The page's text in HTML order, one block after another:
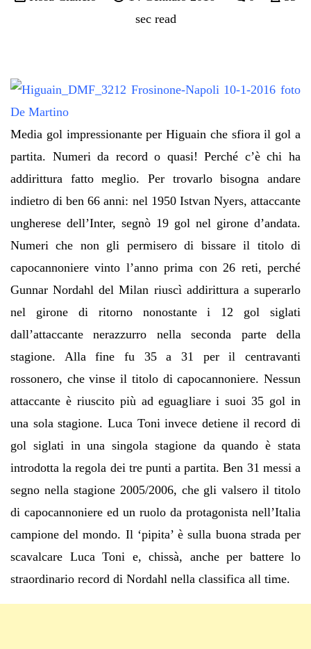
sec read
Media gol impressionante per Higuain che sfiora il gol a
partita. Numeri da record o quasi! Perché c’è chi ha
addirittura fatto meglio. Per trovarlo bisogna andare
indietro di ben 66 anni: nel 1950 Istvan Nyers, attaccante
ungherese dell’Inter, segnò 19 gol nel girone d’andata.
Numeri che non gli permisero di bissare il titolo di
capocannoniere vinto l’anno prima con 26 reti, perché
Gunnar Nordahl del Milan riuscì addirittura a superarlo
nel girone di ritorno nonostante i 12 gol siglati
dall’attaccante nerazzurro nella seconda parte della
stagione. Alla fine fu 35 a 31 per il centravanti
rossonero, che vinse il titolo di capocannoniere. Nessun
attaccante è riuscito più ad eguagliare i suoi 35 gol in
una sola stagione. Luca Toni invece detiene il record di
gol siglati in una singola stagione da quando è stata
introdotta la regola dei tre punti a partita. Ben 31 messi a
segno nella stagione 2005/2006, che gli valsero il titolo
di capocannoniere ed un ruolo da protagonista nell’Italia
campione del mondo. Il ‘pipita’ è sulla buona strada per
scavalcare Luca Toni e, chissà, anche per battere lo
straordinario record di Nordahl nella classifica all time.